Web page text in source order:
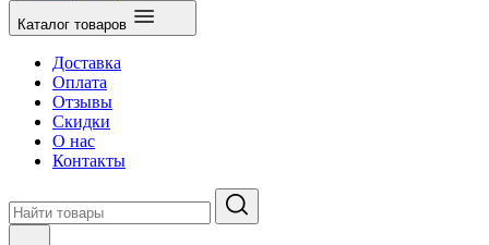
Каталог товаров
Доставка
Оплата
Отзывы
Скидки
О нас
Контакты